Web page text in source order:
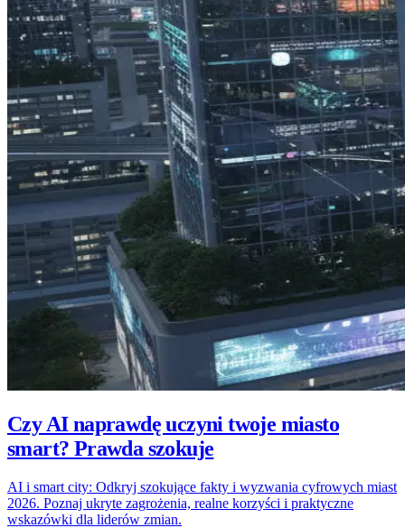
Czy AI naprawdę uczyni twoje miasto
smart? Prawda szokuje
AI i smart city: Odkryj szokujące fakty i wyzwania cyfrowych miast
2026. Poznaj ukryte zagrożenia, realne korzyści i praktyczne
wskazówki dla liderów zmian.